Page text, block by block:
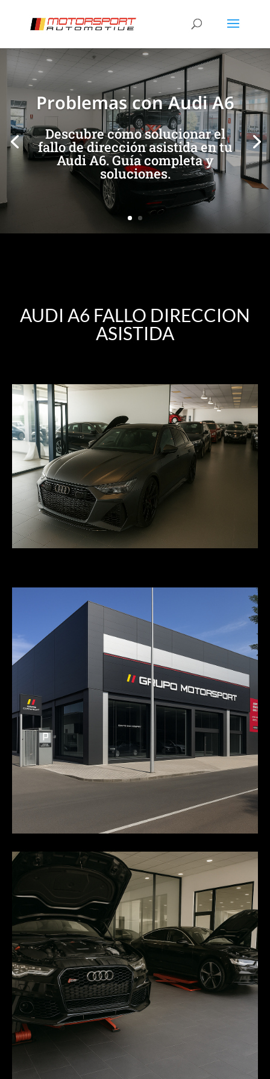
Problemas con Audi A6
Descubre cómo solucionar el
fallo de dirección asistida en tu
Audi A6. Guía completa y
soluciones.
[/et_pb_slide] [/et_pb_slide]
AUDI A6 FALLO DIRECCION
ASISTIDA